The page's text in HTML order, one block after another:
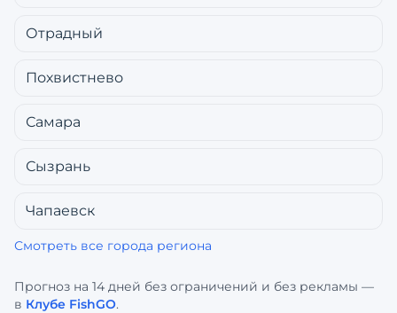
Отрадный
Похвистнево
Самара
Сызрань
Чапаевск
Смотреть все города региона
Прогноз на 14 дней без ограничений и без рекламы —
в Клубе FishGO.